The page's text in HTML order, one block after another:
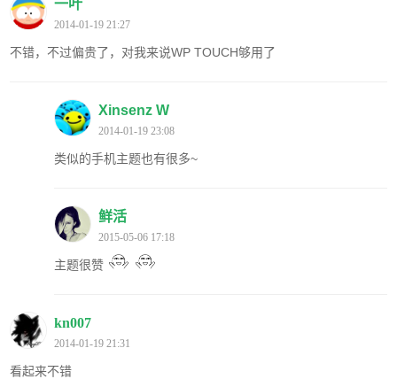
一叶
2014-01-19 21:27
不错，不过偏贵了，对我来说WP TOUCH够用了
Xinsenz W
2014-01-19 23:08
类似的手机主题也有很多~
鲜活
2015-05-06 17:18
主题很赞
kn007
2014-01-19 21:31
看起来不错